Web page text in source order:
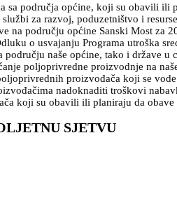
područja općine, koji su obavili ili
za razvoj, poduzetništvo i
na području općine Sanski Most za
o usvajanju Programa utroška
naše općine, tako i države
poljoprivredne proizvodnje na
proizvođača koji se
nadoknaditi troškovi
koji su obavili ili planiraju da
SJETVU